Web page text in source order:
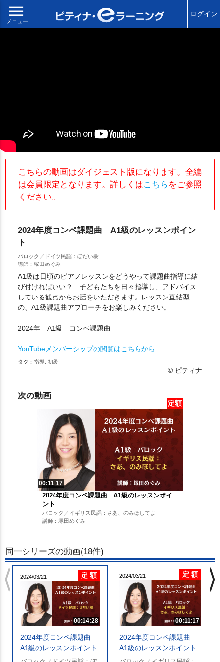
menu
メニュー
ログイン
こちらの動画はダイジェスト版になります。全編
は会員限定となります。詳しくはこちら をご参照
ください。
2024年度コンペ課題曲 A1級のレッスンポイン
ト
バロック／ドイツ民謡：ぼだい樹
講師：塚田めぐみ
A1級は日頃のピアノレッスンをどうやって課題曲指導に結
び付ければいい？ 子どもたちを日々指導し、アドバイス
している観点からお話をいただきます。レッスン直結型
の、A1級課題曲アプローチをお楽しみください。
2024年 A1級 コンペ課題曲
YouTubeメンバーシップの閲覧はこちらから
タグ： 指導, 初級
© ピティナ
次の動画
定額
00:11:17
2024年度コンペ課題曲 A1級のレッスンポイ
ント
バロック／イギリス民謡：さあ、のみほしてよ
講師：塚田めぐみ
同一シリーズの動画(18件)
2024/03/21 定 額
00:14:28
2024年度コンペ課題曲
A1級のレッスンポイント
2024/03/21 定 額
00:11:17
2024年度コンペ課題曲
A1級のレッスンポイント
chevron_left chevron_right